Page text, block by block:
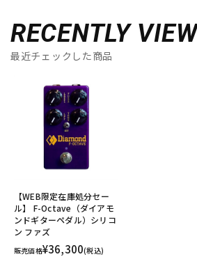
RECENTLY
最近チェックした商品
【WEB限定在庫処分セー
ル】 F-Octave（ダイアモ
ンドギターペダル）シリコ
ン ファズ
販売価格¥36,300(税込)